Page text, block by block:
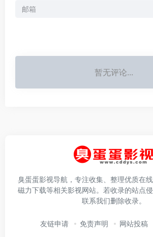
暂无评论...
臭蛋蛋影视导航，专注收集、整理优质在
磁力下载等相关影视网站。若收录的站点
联系我们删除收录。
友链申请 免责声明 网站投稿